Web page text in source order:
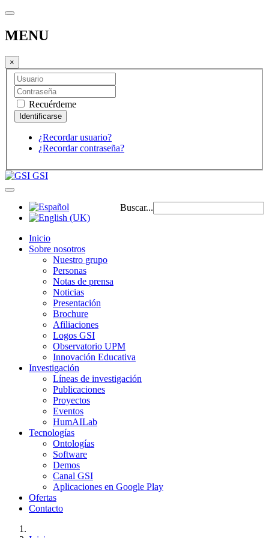
MENU
×
Recuérdeme
¿Recordar usuario?
¿Recordar contraseña?
GSI
Buscar...
Inicio
Sobre nosotros
Nuestro grupo
Personas
Notas de prensa
Noticias
Presentación
Brochure
Afiliaciones
Logos GSI
Observatorio UPM
Innovación Educativa
Investigación
Líneas de investigación
Publicaciones
Proyectos
Eventos
HumAILab
Tecnologías
Ontologías
Software
Demos
Canal GSI
Aplicaciones en Google Play
Ofertas
Contacto